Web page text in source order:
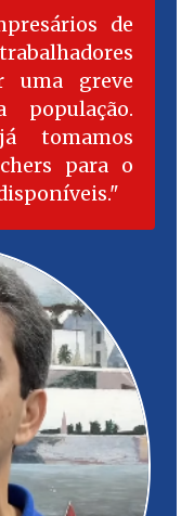
de
uma greve
população.
tomamos
para o